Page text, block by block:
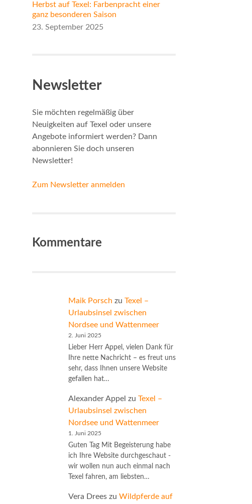
Herbst auf Texel: Farbenpracht einer
ganz besonderen Saison
23. September 2025
Newsletter
Sie möchten regelmäßig über
Neuigkeiten auf Texel oder unsere
Angebote informiert werden? Dann
abonnieren Sie doch unseren
Newsletter!
Zum Newsletter anmelden
Kommentare
Maik Porsch zu Texel –
Urlaubsinsel zwischen
Nordsee und Wattenmeer
2. Juni 2025
Lieber Herr Appel, vielen Dank für
Ihre nette Nachricht – es freut uns
sehr, dass Ihnen unsere Website
gefallen hat…
Alexander Appel zu Texel –
Urlaubsinsel zwischen
Nordsee und Wattenmeer
1. Juni 2025
Guten Tag Mit Begeisterung habe
ich Ihre Website durchgeschaut -
wir wollen nun auch einmal nach
Texel fahren, am liebsten…
Vera Drees zu Wildpferde auf